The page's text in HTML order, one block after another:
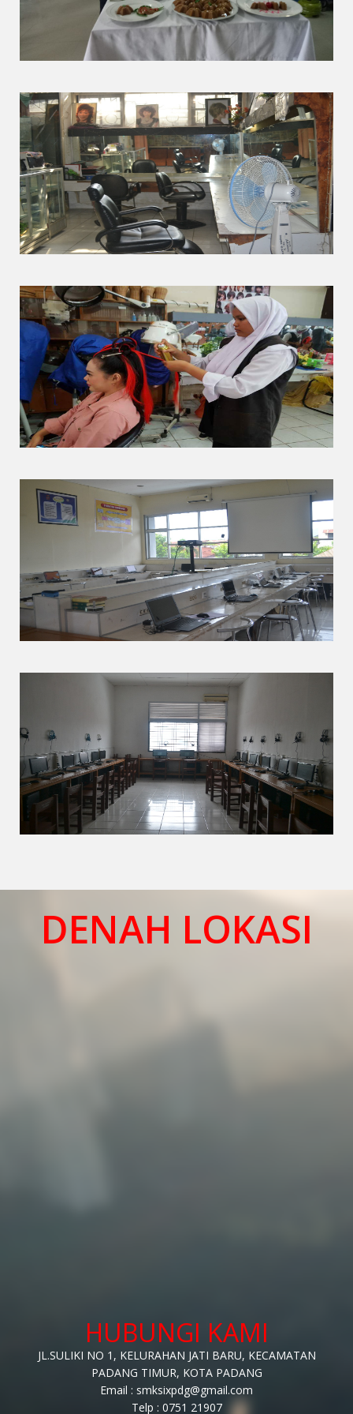
DENAH LOKASI
HUBUNGI KAMI
JL.SULIKI NO 1, KELURAHAN JATI BARU, KECAMATAN
PADANG TIMUR, KOTA PADANG
Email : smksixpdg@gmail.com
Telp : 0751 21907